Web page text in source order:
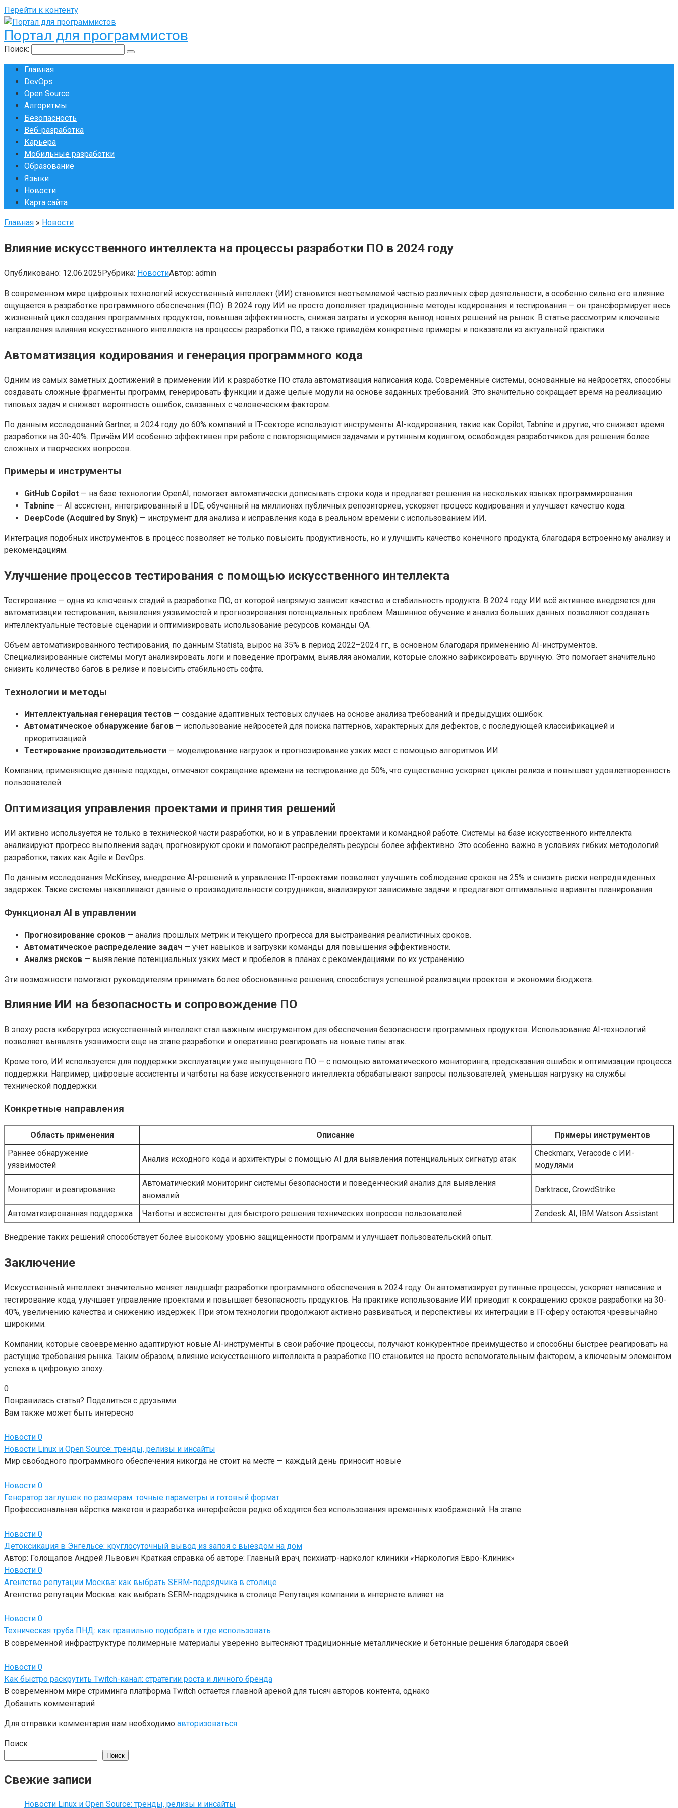
Перейти к контенту
Портал для программистов
Поиск:
Главная
DevOps
Open Source
Алгоритмы
Безопасность
Веб-разработка
Карьера
Мобильные разработки
Образование
Языки
Новости
Карта сайта
Главная » Новости
Влияние искусственного интеллекта на процессы разработки ПО в 2024 году
Опубликовано: 12.06.2025Рубрика: НовостиАвтор: admin
В современном мире цифровых технологий искусственный интеллект (ИИ) становится неотъемлемой частью различных сфер деятельности, а особенно сильно его влияние
ощущается в разработке программного обеспечения (ПО). В 2024 году ИИ не просто дополняет традиционные методы кодирования и тестирования — он трансформирует весь
жизненный цикл создания программных продуктов, повышая эффективность, снижая затраты и ускоряя вывод новых решений на рынок. В статье рассмотрим ключевые
направления влияния искусственного интеллекта на процессы разработки ПО, а также приведём конкретные примеры и показатели из актуальной практики.
Автоматизация кодирования и генерация программного кода
Одним из самых заметных достижений в применении ИИ к разработке ПО стала автоматизация написания кода. Современные системы, основанные на нейросетях, способны
создавать сложные фрагменты программ, генерировать функции и даже целые модули на основе заданных требований. Это значительно сокращает время на реализацию
типовых задач и снижает вероятность ошибок, связанных с человеческим фактором.
По данным исследований Gartner, в 2024 году до 60% компаний в IT-секторе используют инструменты AI-кодирования, такие как Copilot, Tabnine и другие, что снижает время
разработки на 30-40%. Причём ИИ особенно эффективен при работе с повторяющимися задачами и рутинным кодингом, освобождая разработчиков для решения более
сложных и творческих вопросов.
Примеры и инструменты
GitHub Copilot — на базе технологии OpenAI, помогает автоматически дописывать строки кода и предлагает решения на нескольких языках программирования.
Tabnine — AI ассистент, интегрированный в IDE, обученный на миллионах публичных репозиториев, ускоряет процесс кодирования и улучшает качество кода.
DeepCode (Acquired by Snyk) — инструмент для анализа и исправления кода в реальном времени с использованием ИИ.
Интеграция подобных инструментов в процесс позволяет не только повысить продуктивность, но и улучшить качество конечного продукта, благодаря встроенному анализу и
рекомендациям.
Улучшение процессов тестирования с помощью искусственного интеллекта
Тестирование — одна из ключевых стадий в разработке ПО, от которой напрямую зависит качество и стабильность продукта. В 2024 году ИИ всё активнее внедряется для
автоматизации тестирования, выявления уязвимостей и прогнозирования потенциальных проблем. Машинное обучение и анализ больших данных позволяют создавать
интеллектуальные тестовые сценарии и оптимизировать использование ресурсов команды QA.
Объем автоматизированного тестирования, по данным Statista, вырос на 35% в период 2022–2024 гг., в основном благодаря применению AI-инструментов.
Специализированные системы могут анализировать логи и поведение программ, выявляя аномалии, которые сложно зафиксировать вручную. Это помогает значительно
снизить количество багов в релизе и повысить стабильность софта.
Технологии и методы
Интеллектуальная генерация тестов — создание адаптивных тестовых случаев на основе анализа требований и предыдущих ошибок.
Автоматическое обнаружение багов — использование нейросетей для поиска паттернов, характерных для дефектов, с последующей классификацией и
приоритизацией.
Тестирование производительности — моделирование нагрузок и прогнозирование узких мест с помощью алгоритмов ИИ.
Компании, применяющие данные подходы, отмечают сокращение времени на тестирование до 50%, что существенно ускоряет циклы релиза и повышает удовлетворенность
пользователей.
Оптимизация управления проектами и принятия решений
ИИ активно используется не только в технической части разработки, но и в управлении проектами и командной работе. Системы на базе искусственного интеллекта
анализируют прогресс выполнения задач, прогнозируют сроки и помогают распределять ресурсы более эффективно. Это особенно важно в условиях гибких методологий
разработки, таких как Agile и DevOps.
По данным исследования McKinsey, внедрение AI-решений в управление IT-проектами позволяет улучшить соблюдение сроков на 25% и снизить риски непредвиденных
задержек. Такие системы накапливают данные о производительности сотрудников, анализируют зависимые задачи и предлагают оптимальные варианты планирования.
Функционал AI в управлении
Прогнозирование сроков — анализ прошлых метрик и текущего прогресса для выстраивания реалистичных сроков.
Автоматическое распределение задач — учет навыков и загрузки команды для повышения эффективности.
Анализ рисков — выявление потенциальных узких мест и пробелов в планах с рекомендациями по их устранению.
Эти возможности помогают руководителям принимать более обоснованные решения, способствуя успешной реализации проектов и экономии бюджета.
Влияние ИИ на безопасность и сопровождение ПО
В эпоху роста киберугроз искусственный интеллект стал важным инструментом для обеспечения безопасности программных продуктов. Использование AI-технологий
позволяет выявлять уязвимости еще на этапе разработки и оперативно реагировать на новые типы атак.
Кроме того, ИИ используется для поддержки эксплуатации уже выпущенного ПО — с помощью автоматического мониторинга, предсказания ошибок и оптимизации процесса
поддержки. Например, цифровые ассистенты и чатботы на базе искусственного интеллекта обрабатывают запросы пользователей, уменьшая нагрузку на службы
технической поддержки.
Конкретные направления
Область применения Описание
Примеры инструментов
Раннее обнаружение
уязвимостей
Анализ исходного кода и архитектуры с помощью AI для выявления потенциальных сигнатур атак
Checkmarx, Veracode с ИИ-
модулями
Мониторинг и реагирование
Автоматический мониторинг системы безопасности и поведенческий анализ для выявления
аномалий
Darktrace, CrowdStrike
Автоматизированная поддержка Чатботы и ассистенты для быстрого решения технических вопросов пользователей Zendesk AI, IBM Watson Assistant
Внедрение таких решений способствует более высокому уровню защищённости программ и улучшает пользовательский опыт.
Заключение
Искусственный интеллект значительно меняет ландшафт разработки программного обеспечения в 2024 году. Он автоматизирует рутинные процессы, ускоряет написание и
тестирование кода, улучшает управление проектами и повышает безопасность продуктов. На практике использование ИИ приводит к сокращению сроков разработки на 30-
40%, увеличению качества и снижению издержек. При этом технологии продолжают активно развиваться, и перспективы их интеграции в IT-сферу остаются чрезвычайно
широкими.
Компании, которые своевременно адаптируют новые AI-инструменты в свои рабочие процессы, получают конкурентное преимущество и способны быстрее реагировать на
растущие требования рынка. Таким образом, влияние искусственного интеллекта в разработке ПО становится не просто вспомогательным фактором, а ключевым элементом
успеха в цифровую эпоху.
0
Понравилась статья? Поделиться с друзьями:
Вам также может быть интересно
Новости 0
Новости Linux и Open Source: тренды, релизы и инсайты
Мир свободного программного обеспечения никогда не стоит на месте — каждый день приносит новые
Новости 0
Генератор заглушек по размерам: точные параметры и готовый формат
Профессиональная вёрстка макетов и разработка интерфейсов редко обходятся без использования временных изображений. На этапе
Новости 0
Детоксикация в Энгельсе: круглосуточный вывод из запоя с выездом на дом
Автор: Голощапов Андрей Львович Краткая справка об авторе: Главный врач, психиатр-нарколог клиники «Наркология Евро-Клиник»
Новости 0
Агентство репутации Москва: как выбрать SERM-подрядчика в столице
Агентство репутации Москва: как выбрать SERM-подрядчика в столице Репутация компании в интернете влияет на
Новости 0
Техническая труба ПНД: как правильно подобрать и где использовать
В современной инфраструктуре полимерные материалы уверенно вытесняют традиционные металлические и бетонные решения благодаря своей
Новости 0
Как быстро раскрутить Twitch-канал: стратегии роста и личного бренда
В современном мире стриминга платформа Twitch остаётся главной ареной для тысяч авторов контента, однако
Добавить комментарий
Для отправки комментария вам необходимо авторизоваться.
Поиск
Поиск
Свежие записи
Новости Linux и Open Source: тренды, релизы и инсайты